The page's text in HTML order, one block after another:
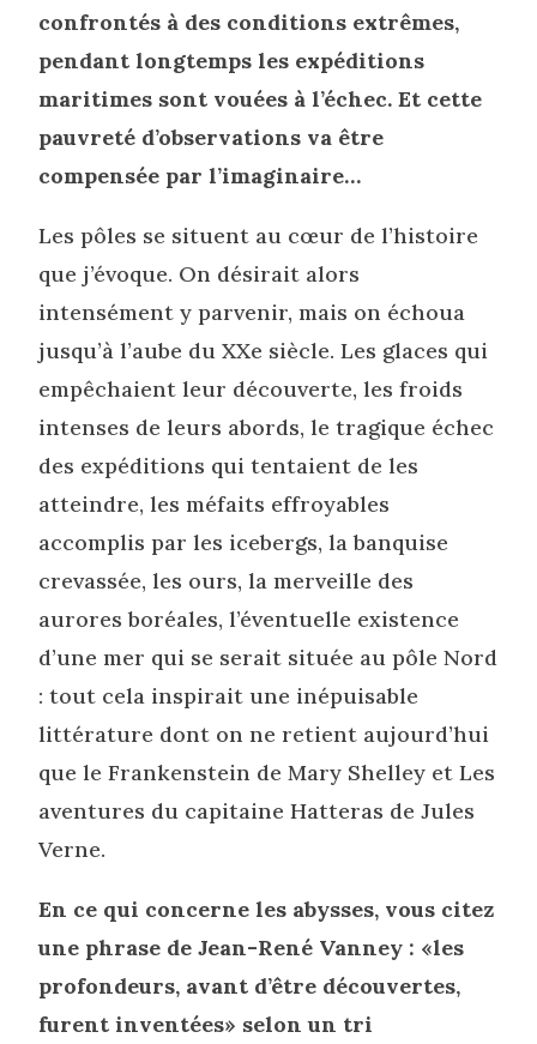
confrontés à des conditions extrêmes,
pendant longtemps les expéditions
maritimes sont vouées à l’échec. Et cette
pauvreté d’observations va être
compensée par l’imaginaire…
Les pôles se situent au cœur de l’histoire
que j’évoque. On désirait alors
intensément y parvenir, mais on échoua
jusqu’à l’aube du XXe siècle. Les glaces qui
empêchaient leur découverte, les froids
intenses de leurs abords, le tragique échec
des expéditions qui tentaient de les
atteindre, les méfaits effroyables
accomplis par les icebergs, la banquise
crevassée, les ours, la merveille des
aurores boréales, l’éventuelle existence
d’une mer qui se serait située au pôle Nord
: tout cela inspirait une inépuisable
littérature dont on ne retient aujourd’hui
que le Frankenstein de Mary Shelley et Les
aventures du capitaine Hatteras de Jules
Verne.
En ce qui concerne les abysses, vous citez
une phrase de Jean-René Vanney : «les
profondeurs, avant d’être découvertes,
furent inventées» selon un tri